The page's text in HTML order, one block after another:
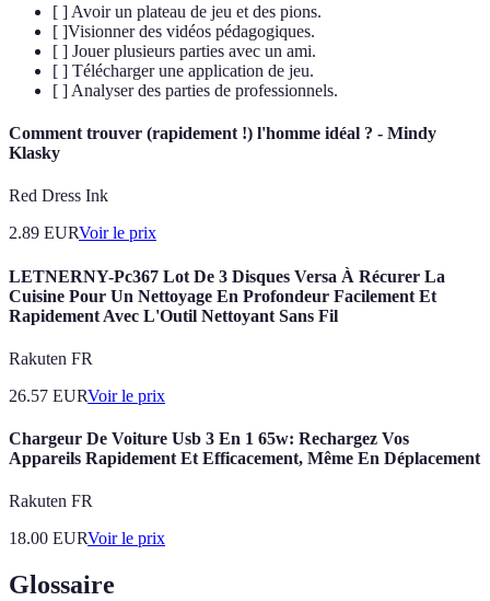
[ ] Avoir un plateau de jeu et des pions.
[ ]Visionner des vidéos pédagogiques.
[ ] Jouer plusieurs parties avec un ami.
[ ] Télécharger une application de jeu.
[ ] Analyser des parties de professionnels.
Comment trouver (rapidement !) l'homme idéal ? - Mindy
Klasky
Red Dress Ink
2.89 EURVoir le prix
LETNERNY-Pc367 Lot De 3 Disques Versa À Récurer La
Cuisine Pour Un Nettoyage En Profondeur Facilement Et
Rapidement Avec L'Outil Nettoyant Sans Fil
Rakuten FR
26.57 EURVoir le prix
Chargeur De Voiture Usb 3 En 1 65w: Rechargez Vos
Appareils Rapidement Et Efficacement, Même En Déplacement
Rakuten FR
18.00 EURVoir le prix
Glossaire